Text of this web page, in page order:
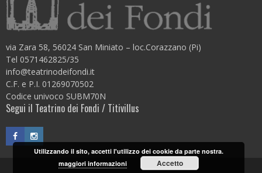
via Zara 58, 56024 San Miniato – loc.Corazzano (Pi)
Tel 0571462825/35
info@teatrinodeifondi.it
C.F. e P.I. 01269070502
Codice univoco SUBM70N
Segui il Teatrino dei Fondi / Titivillus
Utilizzando il sito, accetti l'utilizzo dei cookie da parte nostra.
maggiori informazioni
Accetto